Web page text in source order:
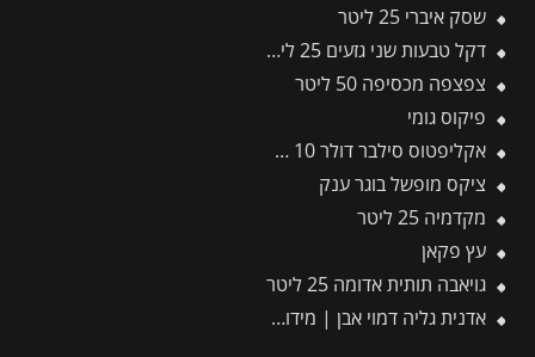
שסק איברי 25 ליטר
דקל טבעות שני גזעים 25 ליטר
צפצפה מכסיפה 50 ליטר
פיקוס גומי
אקליפטוס סילבר דולר 10 ליטר
ציקס מופשל בוגר ענק
מקדמיה 25 ליטר
עץ פקאן
גויאבה תותית אדומה 25 ליטר
אדנית גליה דמוי אבן | מידות 78x30x29 ס״מ | חול